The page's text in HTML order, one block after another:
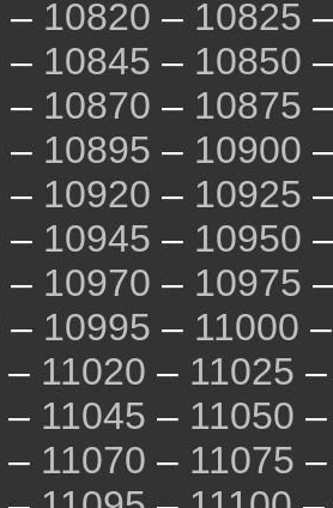
– 10820 – 10825
– 10845 – 10850
– 10870 – 10875
– 10895 – 10900
– 10920 – 10925
– 10945 – 10950
– 10970 – 10975
– 10995 – 11000
– 11020 – 11025
– 11045 – 11050
– 11070 – 11075